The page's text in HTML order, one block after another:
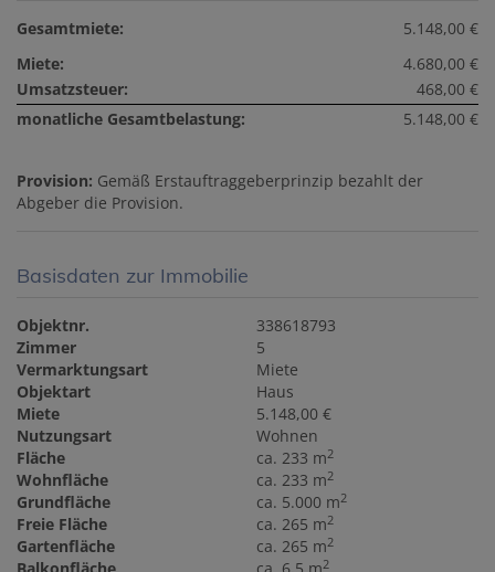
Gesamtmiete:
5.148,00 €
Miete:
4.680,00 €
Umsatzsteuer:
468,00 €
monatliche Gesamtbelastung:
5.148,00 €
Provision: Gemäß Erstauftraggeberprinzip bezahlt der
Abgeber die Provision.
Basisdaten zur Immobilie
Objektnr.
338618793
Zimmer
5
Vermarktungsart
Miete
Objektart
Haus
Miete
5.148,00 €
Nutzungsart
Wohnen
Fläche
ca. 233 m2
Wohnfläche ca. 233 m2
Grundfläche ca. 5.000 m2
Freie Fläche ca. 265 m2
Gartenfläche ca. 265 m2
2